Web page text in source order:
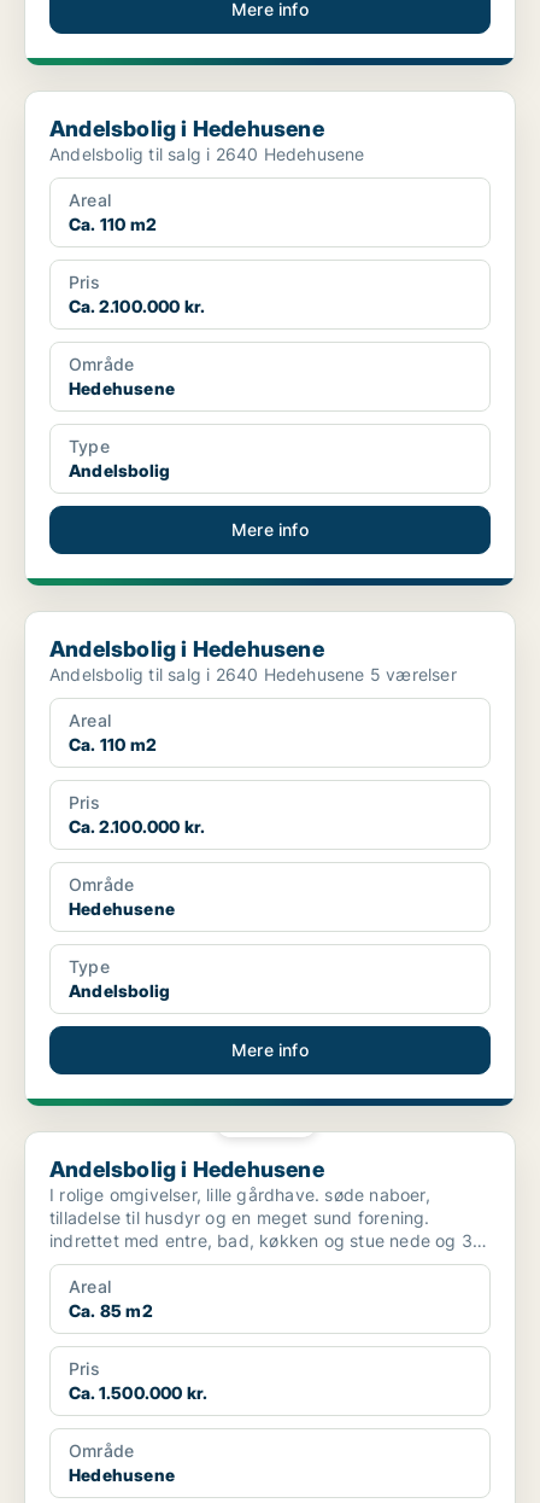
Mere info
Andelsbolig i Hedehusene
Andelsbolig i Hedehusene
Andelsbolig til salg i 2640 Hedehusene
Areal
Ca. 110 m2
Pris
Ca. 2.100.000 kr.
Område
Hedehusene
Type
Andelsbolig
Mere info
Andelsbolig i Hedehusene
Andelsbolig i Hedehusene
Andelsbolig til salg i 2640 Hedehusene 5 værelser
Areal
Ca. 110 m2
Pris
Ca. 2.100.000 kr.
Område
Hedehusene
Type
Andelsbolig
Mere info
Andelsbolig i Hedehusene
Andelsbolig i Hedehusene
I rolige omgivelser, lille gårdhave. søde naboer,
tilladelse til husdyr og en meget sund forening.
indrettet med entre, bad, køkken og stue nede og 3
værels...
Areal
Ca. 85 m2
Pris
Ca. 1.500.000 kr.
Område
Hedehusene